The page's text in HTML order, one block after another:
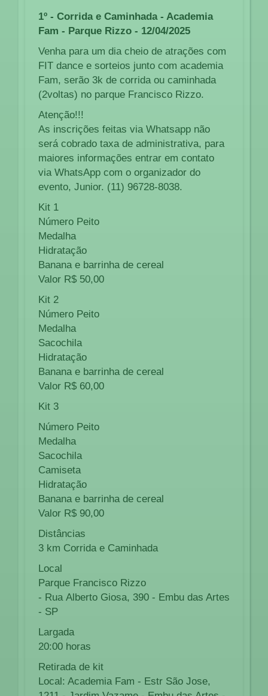
1º - Corrida e Caminhada - Academia
Fam - Parque Rizzo - 12/04/2025
Venha para um dia cheio de atrações com
FIT dance e sorteios junto com academia
Fam, serão 3k de corrida ou caminhada
(2voltas) no parque Francisco Rizzo.
Atenção!!!
As inscrições feitas via Whatsapp não
será cobrado taxa de administrativa, para
maiores informações entrar em contato
via WhatsApp com o organizador do
evento, Junior. (11) 96728-8038.
Kit 1
Número Peito
Medalha
Hidratação
Banana e barrinha de cereal
Valor R$ 50,00
Kit 2
Número Peito
Medalha
Sacochila
Hidratação
Banana e barrinha de cereal
Valor R$ 60,00
Kit 3
Número Peito
Medalha
Sacochila
Camiseta
Hidratação
Banana e barrinha de cereal
Valor R$ 90,00
Distâncias
3 km Corrida e Caminhada
Local
Parque Francisco Rizzo
- Rua Alberto Giosa, 390 - Embu das Artes
- SP
Largada
20:00 horas
Retirada de kit
Local: Academia Fam - Estr São Jose,